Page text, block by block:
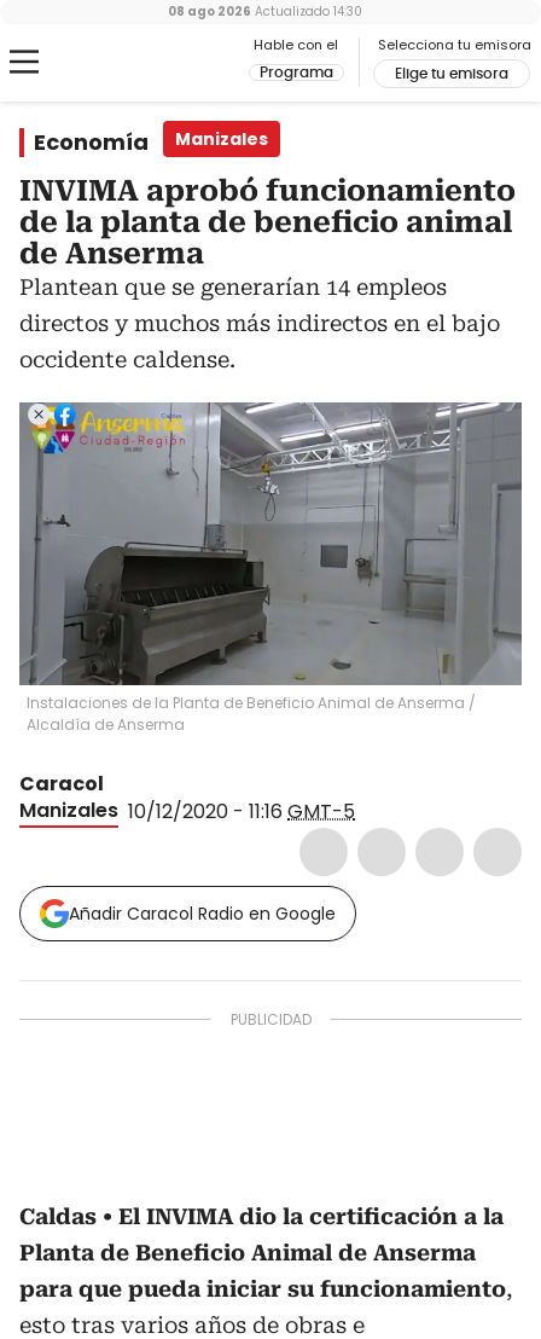
Hable con el
Programa
Selecciona tu emisora
Elige tu emisora
08 ago 2026 Actualizado 14:30
Economía Manizales
INVIMA aprobó funcionamiento
de la planta de beneficio animal
de Anserma
Plantean que se generarían 14 empleos
directos y muchos más indirectos en el bajo
occidente caldense.
Instalaciones de la Planta de Beneficio Animal de Anserma /
Alcaldía de Anserma
Caracol
Manizales 10/12/2020 - 11:16 GMT-5
Añadir Caracol Radio en Google
Caldas
El INVIMA dio la certificación a la
Planta de Beneficio Animal de Anserma
para que pueda iniciar su funcionamiento,
esto tras varios años de obras e